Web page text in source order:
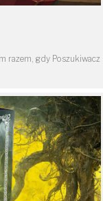
razem, gdy Poszukiwacz